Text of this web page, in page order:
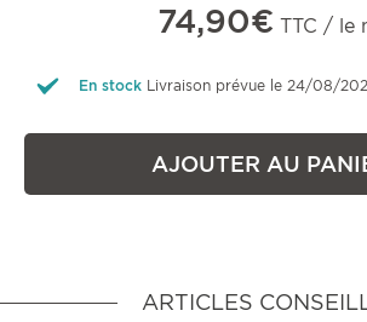
74,90€ TTC / le
En stock Livraison prévue le 24/08/
AJOUTER AU
ARTICLES